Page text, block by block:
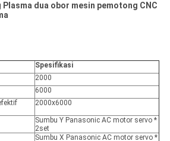
dua obor mesin pemotong CNC
Spesifikasi
2000
6000
2000x6000
Sumbu Y Panasonic AC motor servo *
2set
Sumbu X Panasonic AC motor servo *